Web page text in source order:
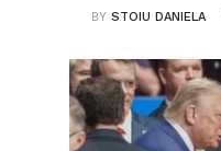
BYSTOIU DANIELA